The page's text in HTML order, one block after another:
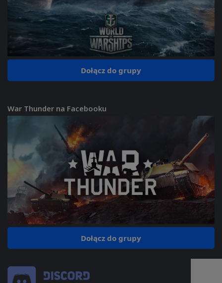
Dołącz do grupy
War Thunder na Facebooku
Dołącz do grupy